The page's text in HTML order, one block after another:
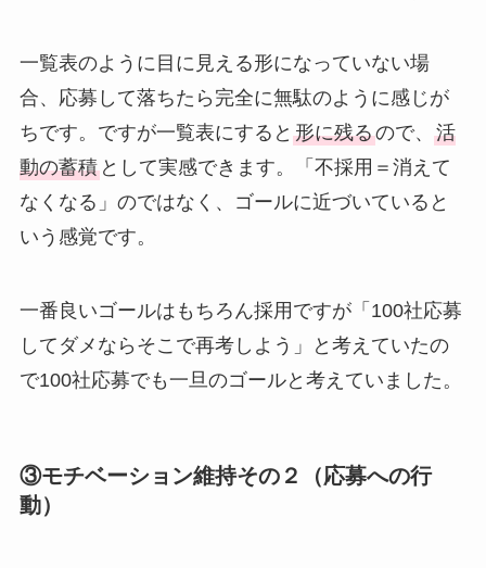
一覧表のように目に見える形になっていない場
合、応募して落ちたら完全に無駄のように感じが
ちです。ですが一覧表にすると 形に残るので、 活
動の蓄積として実感できます。「不採用＝消えて
なくなる」のではなく、ゴールに近づいていると
いう感覚です。
一番良いゴールはもちろん採用ですが「100社応募
してダメならそこで再考しよう」と考えていたの
で100社応募でも一旦のゴールと考えていました。
③モチベーション維持その２（応募への行
動）